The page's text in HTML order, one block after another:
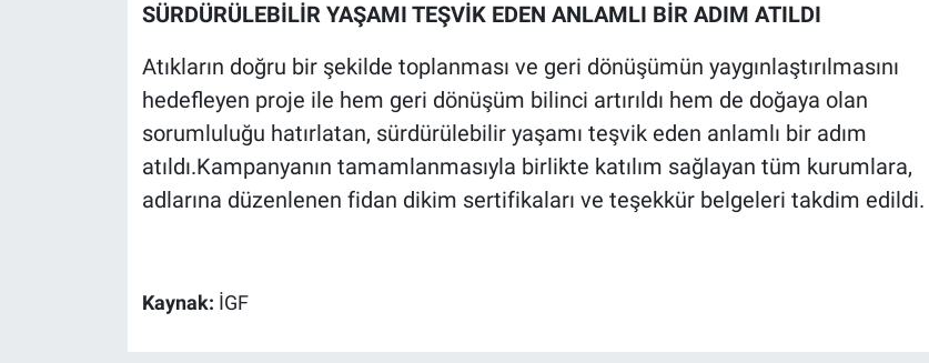
SÜRDÜRÜLEBİLİR YAŞAMI TEŞVİK EDEN ANLAMLI BİR ADIM ATILDI
Atıkların doğru bir şekilde toplanması ve geri dönüşümün yaygınlaştırılmasını
hedefleyen proje ile hem geri dönüşüm bilinci artırıldı hem de doğaya olan
sorumluluğu hatırlatan, sürdürülebilir yaşamı teşvik eden anlamlı bir adım
atıldı.Kampanyanın tamamlanmasıyla birlikte katılım sağlayan tüm kurumlara,
adlarına düzenlenen fidan dikim sertifikaları ve teşekkür belgeleri takdim edildi.
Kaynak: İGF